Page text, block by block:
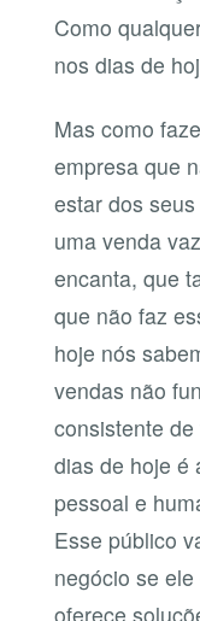
Como
nos dias de
Mas como
empresa que
estar dos
uma venda
encanta, que
que não faz
hoje nós
vendas não
consistente
dias de hoje é
pessoal e
Esse público
negócio se
oferece